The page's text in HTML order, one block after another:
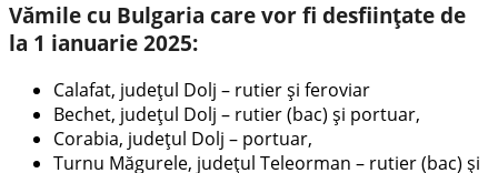
Vămile cu Bulgaria care vor fi desființate de
la 1 ianuarie 2025:
Calafat, judeţul Dolj – rutier și feroviar
Bechet, judeţul Dolj – rutier (bac) și portuar,
Corabia, judeţul Dolj – portuar,
Turnu Măgurele, judeţul Teleorman – rutier (bac) și